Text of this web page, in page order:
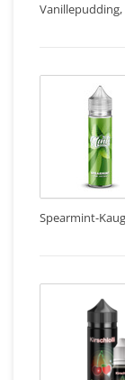
Spearmint-